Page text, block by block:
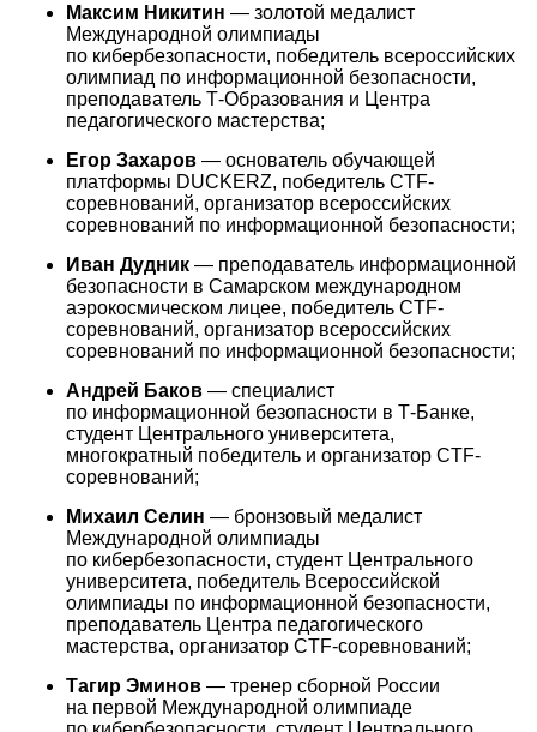
Максим Никитин — золотой медалист
Международной олимпиады
по кибербезопасности, победитель всероссийских
олимпиад по информационной безопасности,
преподаватель Т-Образования и Центра
педагогического мастерства;
Егор Захаров — основатель обучающей
платформы DUCKERZ, победитель CTF-
соревнований, организатор всероссийских
соревнований по информационной безопасности;
Иван Дудник — преподаватель информационной
безопасности в Самарском международном
аэрокосмическом лицее, победитель CTF-
соревнований, организатор всероссийских
соревнований по информационной безопасности;
Андрей Баков — специалист
по информационной безопасности в Т-Банке,
студент Центрального университета,
многократный победитель и организатор CTF-
соревнований;
Михаил Селин — бронзовый медалист
Международной олимпиады
по кибербезопасности, студент Центрального
университета, победитель Всероссийской
олимпиады по информационной безопасности,
преподаватель Центра педагогического
мастерства, организатор CTF-соревнований;
Тагир Эминов — тренер сборной России
на первой Международной олимпиаде